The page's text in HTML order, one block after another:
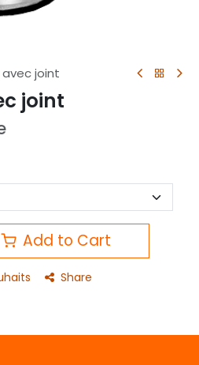
joint
joint
Add to Cart
Share